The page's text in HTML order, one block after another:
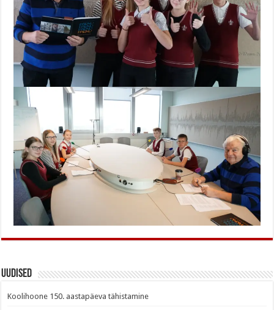
Uudised
Koolihoone 150. aastapäeva tähistamine